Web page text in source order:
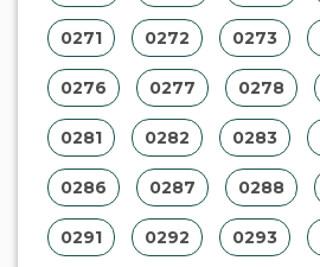
0271 0272 0273
0276 0277 0278
0281 0282 0283
0286 0287 0288
0291 0292 0293